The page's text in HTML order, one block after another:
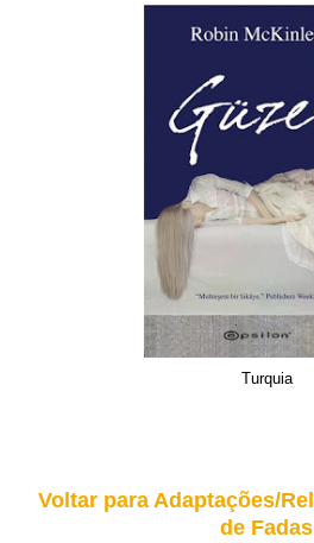
Turquia
Voltar para Adaptações/
de Fadas